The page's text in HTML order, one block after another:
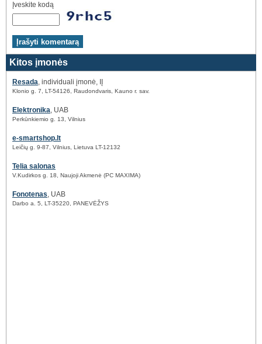
Įveskite kodą
Kitos įmonės
Resada, individuali įmonė, IĮ
Klonio g. 7, LT-54126, Raudondvaris, Kauno r. sav.
Elektronika, UAB
Perkūnkiemio g. 13, Vilnius
e-smartshop.lt
Leičių g. 9-87, Vilnius, Lietuva LT-12132
Telia salonas
V.Kudirkos g. 18, Naujoji Akmenė (PC MAXIMA)
Fonotenas, UAB
Darbo a. 5, LT-35220, PANEVĖŽYS